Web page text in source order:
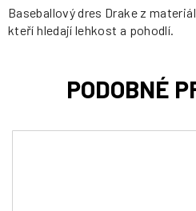
Baseballový dres Drake z
kteří hledají lehkost a pohodlí.